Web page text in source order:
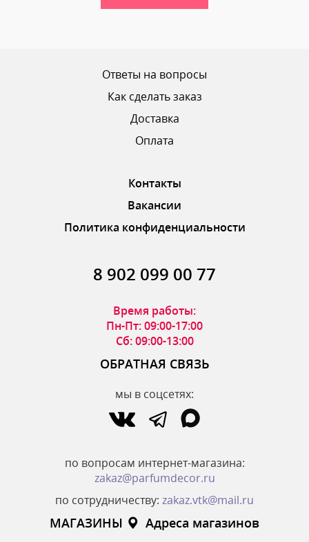
ОТПРАВИТЬ ОТЗЫВ
Ответы на вопросы
Как сделать заказ
Доставка
Оплата
Контакты
Вакансии
Политика конфиденциальности
8 902 099 00 77
Время работы:
Пн-Пт: 09:00-17:00
Сб: 09:00-13:00
ОБРАТНАЯ СВЯЗЬ
мы в соцсетях:
по вопросам интернет-магазина:
zakaz@parfumdecor.ru
по сотрудничеству: zakaz.vtk@mail.ru
МАГАЗИНЫ Адреса магазинов